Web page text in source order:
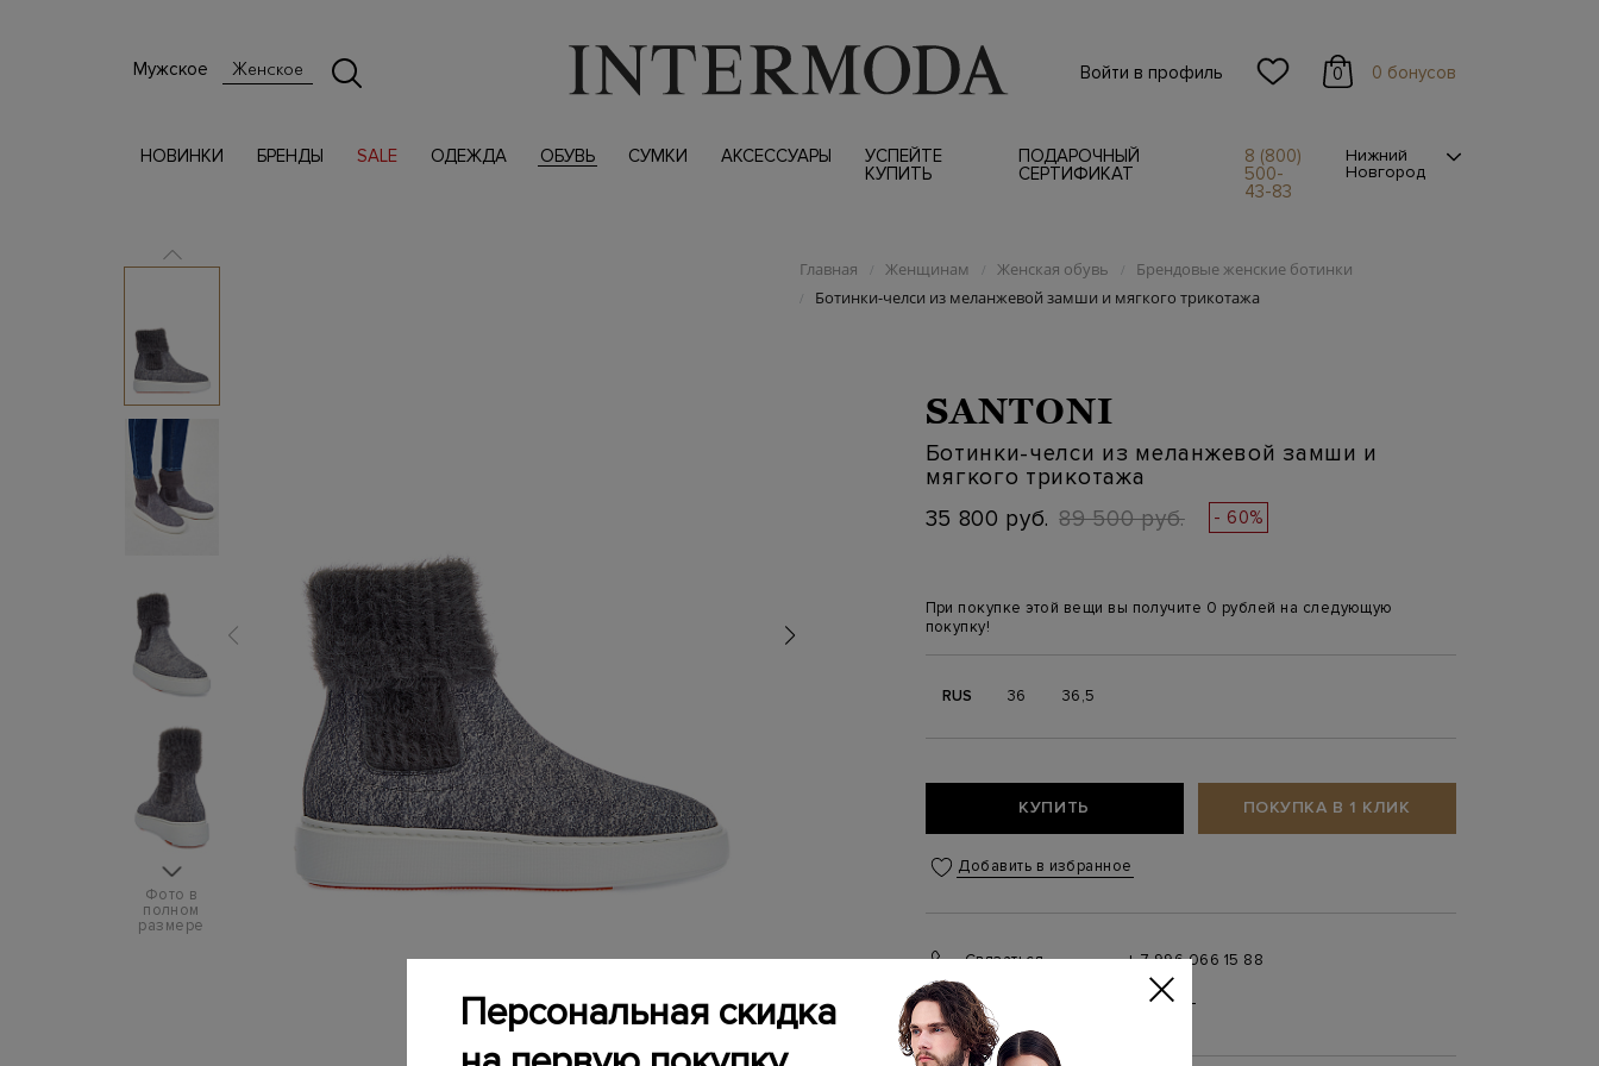
Мужское Женское Войти в профиль 0 0 бонусов
НОВИНКИ БРЕНДЫ SALE ОДЕЖДА ОБУВЬ СУМКИ АКСЕССУАРЫ
УСПЕЙТЕ
КУПИТЬ
ПОДАРОЧНЫЙ
СЕРТИФИКАТ
8 (800)
500-
43-83
Нижний
Новгород
Фото в
полном
размере
Главная / Женщинам / Женская обувь / Брендовые женские ботинки
/ Ботинки-челси из меланжевой замши и мягкого трикотажа
SANTONI
Ботинки-челси из меланжевой замши и
мягкого трикотажа
35 800 руб. 89 500 руб. - 60%
При покупке этой вещи вы получите 0 рублей на следующую
покупку!
RUS 36 36,5
КУПИТЬ ПОКУПКА В 1 КЛИК
Добавить в избранное
Связаться
+ 7 996 066 15 88
Менеджер бутика в
Telegram
(ежедневно с 10:00 до 21:00)
Персональная скидка